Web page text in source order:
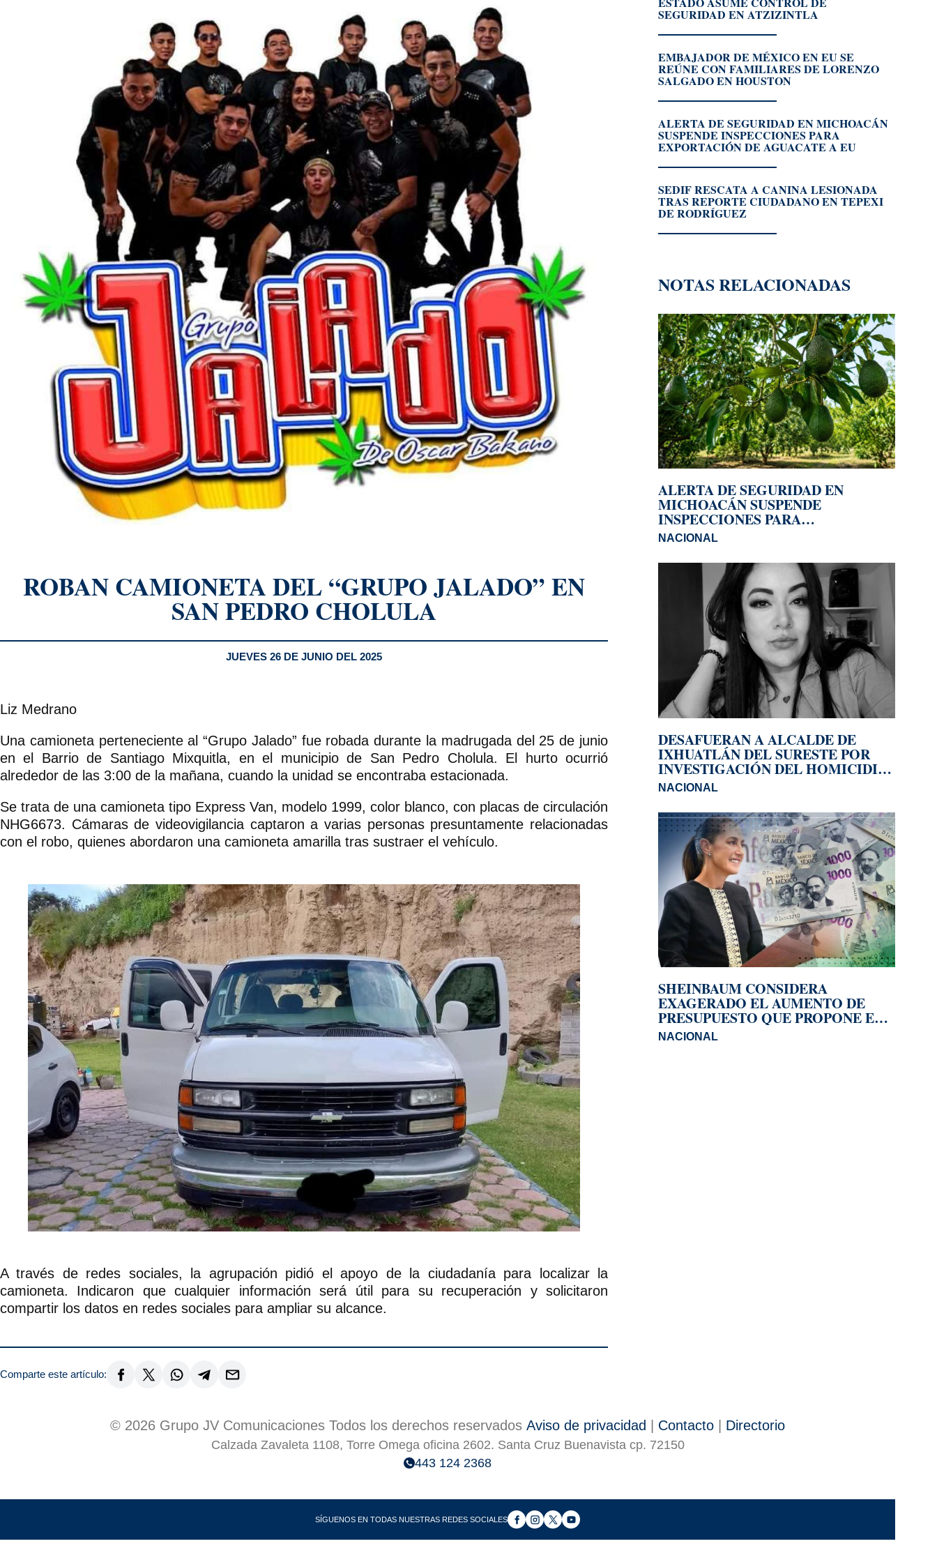
ROBAN CAMIONETA DEL “GRUPO JALADO” EN
SAN PEDRO CHOLULA
JUEVES 26 DE JUNIO DEL 2025
Liz Medrano
Una camioneta perteneciente al “Grupo Jalado” fue robada durante la madrugada del 25 de junio
en el Barrio de Santiago Mixquitla, en el municipio de San Pedro Cholula. El hurto ocurrió
alrededor de las 3:00 de la mañana, cuando la unidad se encontraba estacionada.
Se trata de una camioneta tipo Express Van, modelo 1999, color blanco, con placas de circulación
NHG6673. Cámaras de videovigilancia captaron a varias personas presuntamente relacionadas
con el robo, quienes abordaron una camioneta amarilla tras sustraer el vehículo.
A través de redes sociales, la agrupación pidió el apoyo de la ciudadanía para localizar la
camioneta. Indicaron que cualquier información será útil para su recuperación y solicitaron
compartir los datos en redes sociales para ampliar su alcance.
Comparte este artículo:
SEGURIDAD EN ATZIZINTLA
EMBAJADOR DE MÉXICO EN EU SE
REÚNE CON FAMILIARES DE LORENZO
SALGADO EN HOUSTON
ALERTA DE SEGURIDAD EN MICHOACÁN
SUSPENDE INSPECCIONES PARA
EXPORTACIÓN DE AGUACATE A EU
SEDIF RESCATA A CANINA LESIONADA
TRAS REPORTE CIUDADANO EN TEPEXI
DE RODRÍGUEZ
NOTAS RELACIONADAS
ALERTA DE SEGURIDAD EN
MICHOACÁN SUSPENDE
INSPECCIONES PARA
EXPORTACIÓN DE AGUACATE A
EU
NACIONAL
DESAFUERAN A ALCALDE DE
IXHUATLÁN DEL SURESTE POR
INVESTIGACIÓN DEL HOMICIDIO
DE LA PERIODISTA ROXANA
GUZMÁN
NACIONAL
SHEINBAUM CONSIDERA
EXAGERADO EL AUMENTO DE
PRESUPUESTO QUE PROPONE EL
INE PARA 2027
NACIONAL
© 2026 Grupo JV Comunicaciones Todos los derechos reservados Aviso de privacidad Contacto Directorio
Calzada Zavaleta 1108, Torre Omega oficina 2602. Santa Cruz Buenavista cp. 72150
443 124 2368
SÍGUENOS EN TODAS NUESTRAS REDES SOCIALES